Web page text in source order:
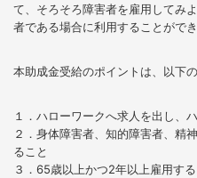
て、そろそろ障害者を雇用してみ
者である場合に利用することができ
本助成金受給のポイントは、以下の
１．ハローワークへ求人を出し、
２．身体障害者、知的障害者、精
ること
３．65歳以上かつ2年以上雇用す